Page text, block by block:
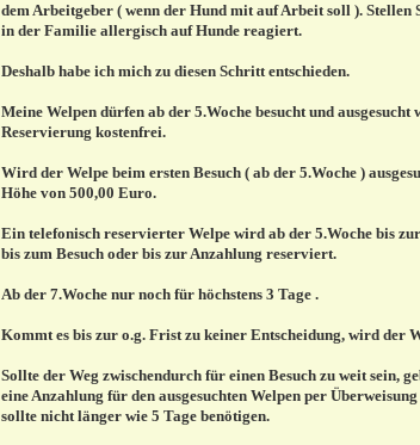
dem Arbeitgeber ( wenn der Hund mit auf Arbeit soll ). Stellen
in der Familie allergisch auf Hunde reagiert.
Deshalb habe ich mich zu diesen Schritt entschieden.
Meine Welpen dürfen ab der 5.Woche besucht und ausgesucht
Reservierung kostenfrei.
Wird der Welpe beim ersten Besuch ( ab der 5.Woche )
Höhe von 500,00 Euro.
Ein telefonisch reservierter Welpe wird ab der 5.Woche bis
bis zum Besuch oder bis zur Anzahlung reserviert.
Ab der 7.Woche nur noch für höchstens 3 Tage .
Kommt es bis zur o.g. Frist zu keiner Entscheidung, wird der
Sollte der Weg zwischendurch für einen Besuch zu weit sein,
eine Anzahlung für den ausgesuchten Welpen per
sollte nicht länger wie 5 Tage benötigen.